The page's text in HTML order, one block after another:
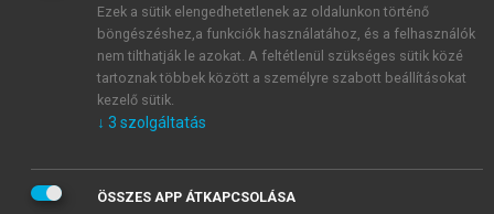
veszem és elfogadom.
Általános vásárlási feltételeket, valamint a szotar.netés a
mersz.huoldalak licencszerződéseiben foglaltakat
tudomásul veszem és elfogadom.
KIPRÓBÁLOM
Ezek a sütik elengedhetetlenek az oldalunkon történő
böngészéshez,a funkciók használatához, és a felhasználók
nem tilthatják le azokat. A feltétlenül szükséges sütik közé
tartoznak többek között a személyre szabott beállításokat
kezelő sütik.
↓ 3 szolgáltatás
ÖSSZES APP ÁTKAPCSOLÁSA